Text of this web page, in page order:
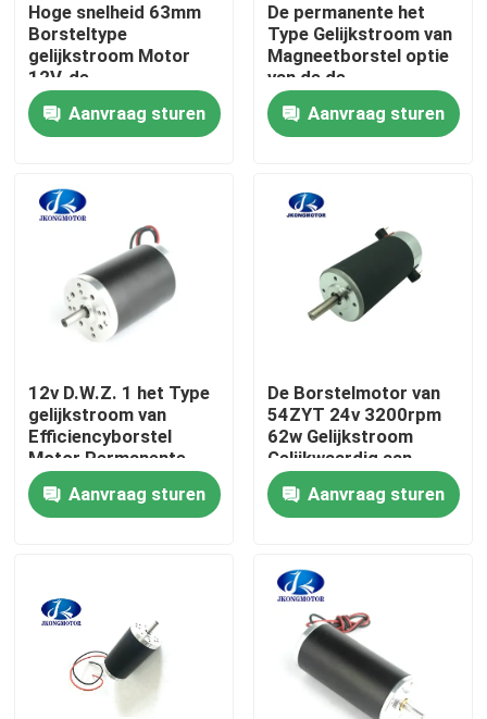
Huis
Ongeveer ons
Fabrieksreis
Contacteer ons
Verzoek om een Citaat
met een ingebouwde stapsservo-motor
Geïntegreerde DC-servomotor
Brushless gelijkstroom-Motor
Hoge snelheid 63mm
Borsteltype
gelijkstroom Motor
12V, de
Machinemotoren
7500rpm 314W van
24V CNC
Aanvraag sturen
De permanente het
Type Gelijkstroom van
Magneetborstel optie
van de de
Diameterhoge snelheid
11000rpm van de
Motor52zyt Reeks
Aanvraag sturen
12v D.W.Z. 1 het Type
gelijkstroom van
Efficiencyborstel
Motor Permanente
Magneet
Aanvraag sturen
De Borstelmotor van
54ZYT 24v 3200rpm
62w Gelijkstroom
Gelijkwaardig aan
PITTMAN-Motor
Aanvraag sturen